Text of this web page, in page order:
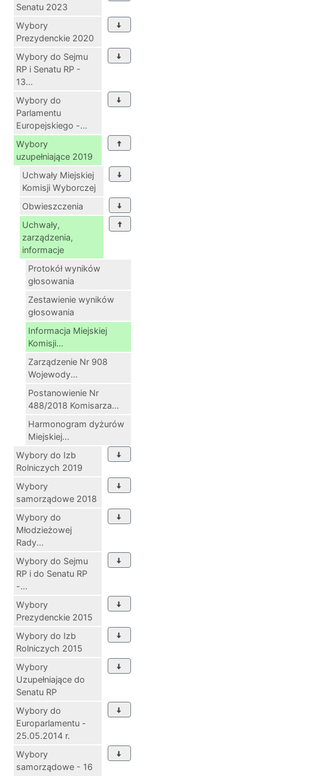
Senatu 2023
Wybory
Prezydenckie 2020
Wybory do Sejmu
RP i Senatu RP -
13...
Wybory do
Parlamentu
Europejskiego -...
Wybory
uzupełniające 2019
Uchwały Miejskiej
Komisji Wyborczej
Obwieszczenia
Uchwały,
zarządzenia,
informacje
Protokół wyników
głosowania
Zestawienie wyników
głosowania
Informacja Miejskiej
Komisji...
Zarządzenie Nr 908
Wojewody...
Postanowienie Nr
488/2018 Komisarza...
Harmonogram dyżurów
Miejskiej...
Wybory do Izb
Rolniczych 2019
Wybory
samorządowe 2018
Wybory do
Młodzieżowej
Rady...
Wybory do Sejmu
RP i do Senatu RP
-...
Wybory
Prezydenckie 2015
Wybory do Izb
Rolniczych 2015
Wybory
Uzupełniające do
Senatu RP
Wybory do
Europarlamentu -
25.05.2014 r.
Wybory
samorządowe - 16